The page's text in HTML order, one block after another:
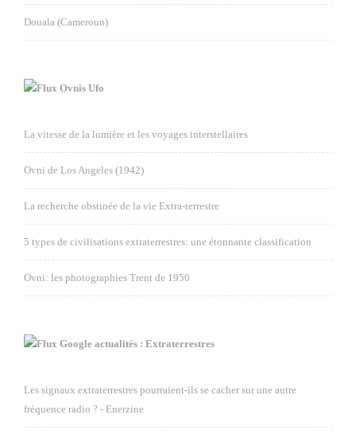
Douala (Cameroun)
Ovnis Ufo
La vitesse de la lumière et les voyages interstellaires
Ovni de Los Angeles (1942)
La recherche obstinée de la vie Extra-terrestre
5 types de civilisations extraterrestres: une étonnante classification
Ovni: les photographies Trent de 1950
Google actualités : Extraterrestres
Les signaux extraterrestres pourraient-ils se cacher sur une autre
fréquence radio ? - Enerzine